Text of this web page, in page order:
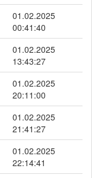
01.02.2025
00:41:40
01.02.2025
13:43:27
01.02.2025
20:11:00
01.02.2025
21:41:27
01.02.2025
22:14:41